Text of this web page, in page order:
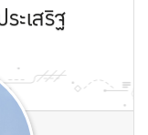
ะเสริฐ